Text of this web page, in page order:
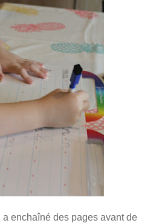
a enchaîné des pages avant de